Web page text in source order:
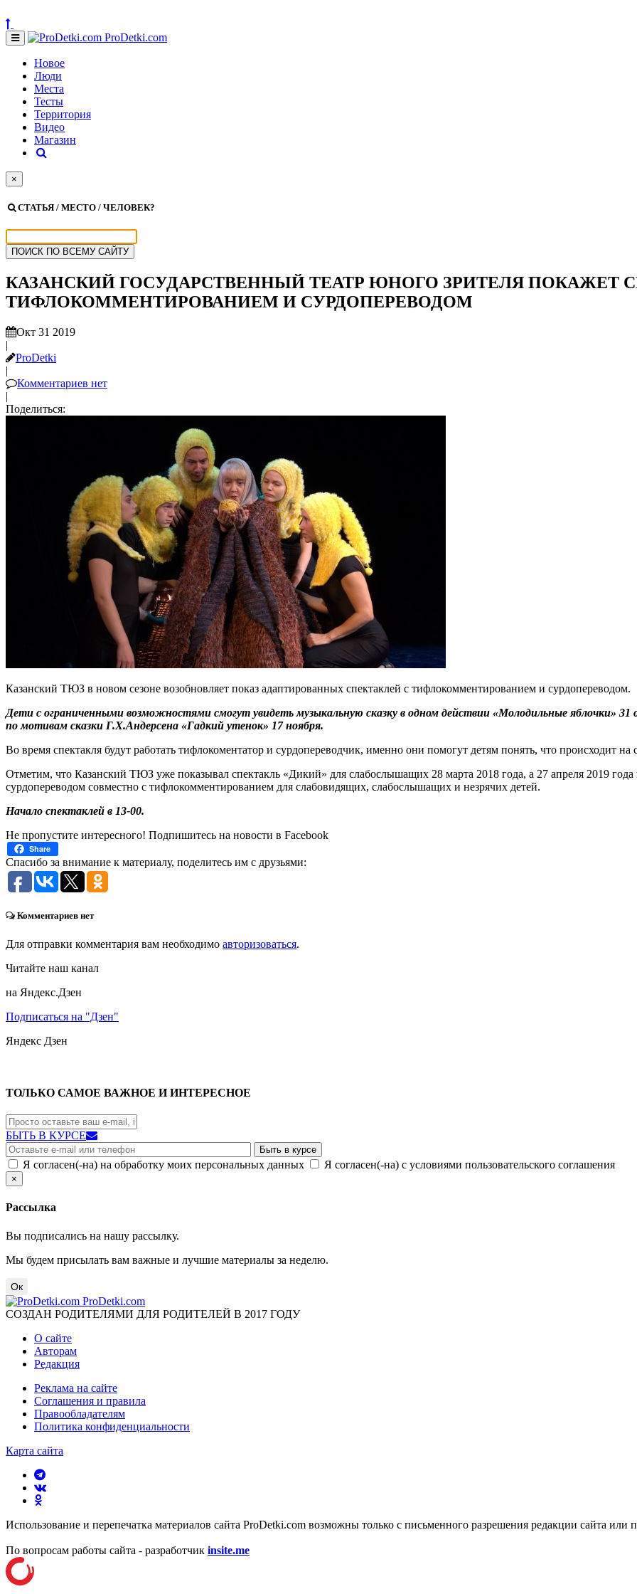
ProDetki.com
Новое
Люди
Места
Тесты
Территория
Видео
Магазин
×
СТАТЬЯ / МЕСТО / ЧЕЛОВЕК?
КАЗАНСКИЙ ГОСУДАРСТВЕННЫЙ ТЕАТР ЮНОГО ЗРИТЕЛЯ ПОКАЖЕТ
ТИФЛОКОММЕНТИРОВАНИЕМ И СУРДОПЕРЕВОДОМ
Окт 31 2019
|
ProDetki
|
Комментариев нет
|
Поделиться:
Казанский ТЮЗ в новом сезоне возобновляет показ адаптированных спектаклей с тифлокомментированием и сурдопереводом.
Дети с ограниченными возможностями смогут увидеть музыкальную сказку в одном действии «Молодильные яблочки»
по мотивам сказки Г.Х.Андерсена «Гадкий утенок» 17 ноября.
Во время спектакля будут работать тифлокоментатор и сурдопереводчик, именно они помогут детям понять, что происходит на
Отметим, что Казанский ТЮЗ уже показывал спектакль «Дикий» для слабослышащих 28 марта 2018 года, а 27 апреля 2019 года
сурдопереводом совместно с тифлокомментированием для слабовидящих, слабослышащих и незрячих детей.
Начало спектаклей в 13-00.
Не пропустите интересного! Подпишитесь на новости в Facebook
Share
Спасибо за внимание к материалу, поделитесь им с друзьями:
Комментариев нет
Для отправки комментария вам необходимо авторизоваться.
Читайте наш канал
на Яндекс.Дзен
Подписаться на "Дзен"
Яндекс Дзен
ТОЛЬКО САМОЕ ВАЖНОЕ И ИНТЕРЕСНОЕ
БЫТЬ В КУРСЕ
Я согласен(-на) на обработку моих персональных данных Я согласен(-на) с условиями пользовательского соглашения
×
Рассылка
Вы подписались на нашу рассылку.
Мы будем присылать вам важные и лучшие материалы за неделю.
Ок
ProDetki.com
СОЗДАН РОДИТЕЛЯМИ ДЛЯ РОДИТЕЛЕЙ В 2017 ГОДУ
О сайте
Авторам
Редакция
Реклама на сайте
Соглашения и правила
Правообладателям
Политика конфиденциальности
Карта сайта
Использование и перепечатка материалов сайта ProDetki.com возможны только с письменного разрешения редакции сайта
По вопросам работы сайта - разработчик insite.me